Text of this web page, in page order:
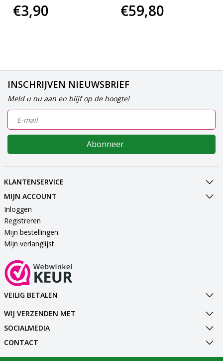
€3,90 €59,80
INSCHRIJVEN NIEUWSBRIEF
Meld u nu aan en blijf op de hoogte!
Abonneer
KLANTENSERVICE
MIJN ACCOUNT
Inloggen
Registreren
Mijn bestellingen
Mijn verlanglijst
VEILIG BETALEN
WIJ VERZENDEN MET
SOCIALMEDIA
CONTACT